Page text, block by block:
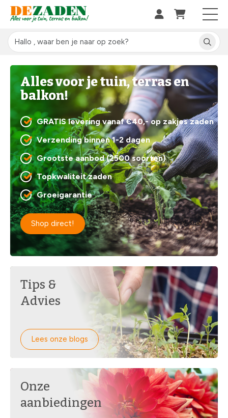
Alles voor je tuin, terras en
balkon!
GRATIS levering vanaf €40,- op zakjes zaden
Verzending binnen 1-2 dagen
Grootste aanbod (2500 soorten)
Topkwaliteit zaden
Groeigarantie
Shop direct!
Tips &
Advies
Lees onze blogs
Onze
aanbiedingen